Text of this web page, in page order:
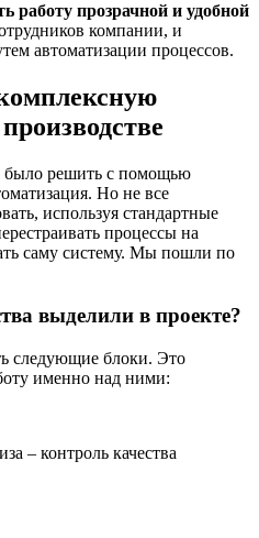
работу прозрачной и удобной
компании, и
автоматизации процессов.
было решить с помощью
Но не все
используя стандартные
процессы на
саму систему. Мы пошли по
выделили в проекте?
следующие блоки. Это
именно над ними:
– контроль качества